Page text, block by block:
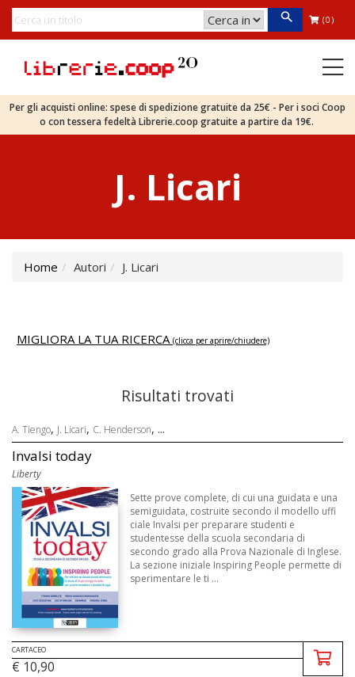
(0)
Per gli acquisti online: spese di spedizione gratuite da 25€ - Per i soci Coop
o con tessera fedeltà Librerie.coop gratuite a partire da 19€.
J. Licari
Home Autori J. Licari
MIGLIORA LA TUA RICERCA (clicca per aprire/chiudere)
Risultati trovati
A. Tiengo, J. Licari, C. Henderson, ...
Invalsi today
Liberty
Sette prove complete, di cui una guidata e una
semiguidata, costruite secondo il modello uffi
ciale Invalsi per preparare studenti e
studentesse della scuola secondaria di
secondo grado alla Prova Nazionale di Inglese.
La sezione iniziale Inspiring People permette di
sperimentare le ti ...
CARTACEO
€ 10,90